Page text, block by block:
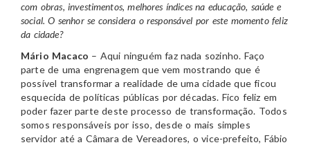
com obras, investimentos, melhores índices na educação, saúde e
social. O senhor se considera o responsável por este momento feliz
da cidade?
Mário Macaco – Aqui ninguém faz nada sozinho. Faço
parte de uma engrenagem que vem mostrando que é
possível transformar a realidade de uma cidade que ficou
esquecida de políticas públicas por décadas. Fico feliz em
poder fazer parte deste processo de transformação. Todos
somos responsáveis por isso, desde o mais simples
servidor até a Câmara de Vereadores, o vice-prefeito, Fábio